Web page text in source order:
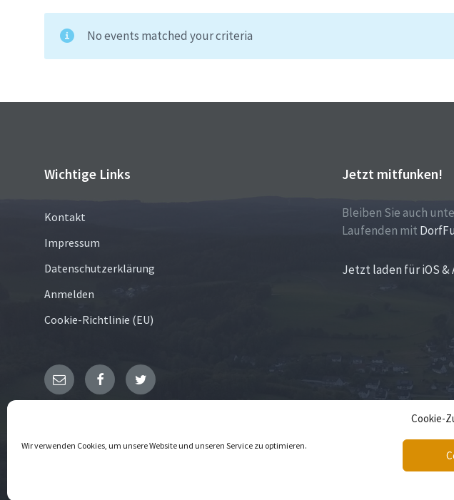
Cookie-
Wir verwenden Cookies, um unsere Website und unseren Service zu optimieren.
No events matched your criteria
Wichtige Links
Kontakt
Impressum
Datenschutzerklärung
Anmelden
Cookie-Richtlinie (EU)
Jetzt mitfunken!
Bleiben Sie auch
Laufenden mit
Jetzt laden für iOS &
E- FacebookTwitter